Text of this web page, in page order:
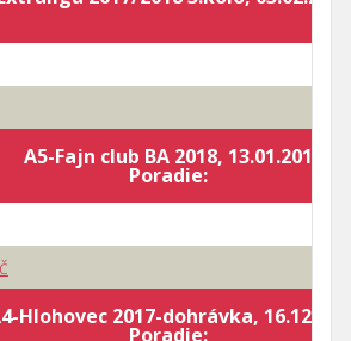
A5-Fajn club BA 2018, 13.01.2018
Poradie:
Hlohovec 2017-dohrávka,
Poradie: